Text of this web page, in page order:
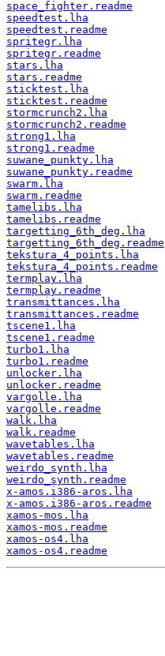
space_fighter.readme
speedtest.lha
speedtest.readme
spritegr.lha
spritegr.readme
stars.lha
stars.readme
sticktest.lha
sticktest.readme
stormcrunch2.lha
stormcrunch2.readme
strong1.lha
strong1.readme
suwane_punkty.lha
suwane_punkty.readme
swarm.lha
swarm.readme
tamelibs.lha
tamelibs.readme
targetting_6th_deg.lha
targetting_6th_deg.readme
tekstura_4_points.lha
tekstura_4_points.readme
termplay.lha
termplay.readme
transmittances.lha
transmittances.readme
tscene1.lha
tscene1.readme
turbo1.lha
turbo1.readme
unlocker.lha
unlocker.readme
vargolle.lha
vargolle.readme
walk.lha
walk.readme
wavetables.lha
wavetables.readme
weirdo_synth.lha
weirdo_synth.readme
x-amos.i386-aros.lha
x-amos.i386-aros.readme
xamos-mos.lha
xamos-mos.readme
xamos-os4.lha
xamos-os4.readme